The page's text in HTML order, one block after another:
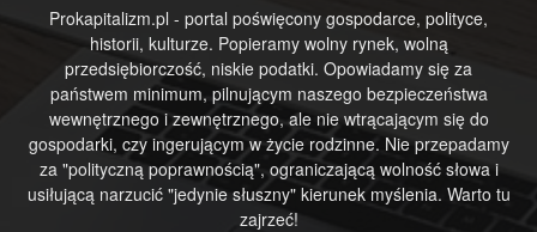
Prokapitalizm.pl - portal poświęcony gospodarce, polityce,
historii, kulturze. Popieramy wolny rynek, wolną
przedsiębiorczość, niskie podatki. Opowiadamy się za
państwem minimum, pilnującym naszego bezpieczeństwa
wewnętrznego i zewnętrznego, ale nie wtrącającym się do
gospodarki, czy ingerującym w życie rodzinne. Nie przepadamy
za "polityczną poprawnością", ograniczającą wolność słowa i
usiłującą narzucić "jedynie słuszny" kierunek myślenia. Warto tu
zajrzeć!